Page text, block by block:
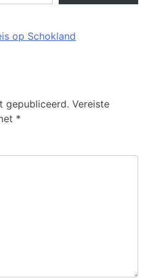
op Schokland
gepubliceerd. Vereiste
*